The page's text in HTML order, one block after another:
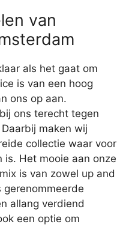
van
als het gaat om
is van een hoog
ons op aan.
ons terecht tegen
maken wij
collectie waar voor
Het mooie aan onze
is van zowel up and
gerenommeerde
allang verdiend
een optie om